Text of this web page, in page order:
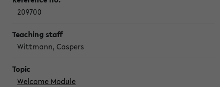
209700
Wittmann, Caspers
Welcome Module